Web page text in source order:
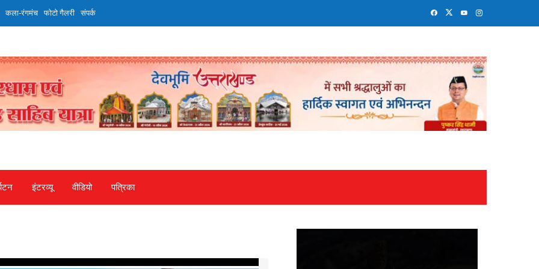
कला-रंगमंच फोटो गैलरी संपर्क
इंटरव्‍यू वीडियो पत्रिका